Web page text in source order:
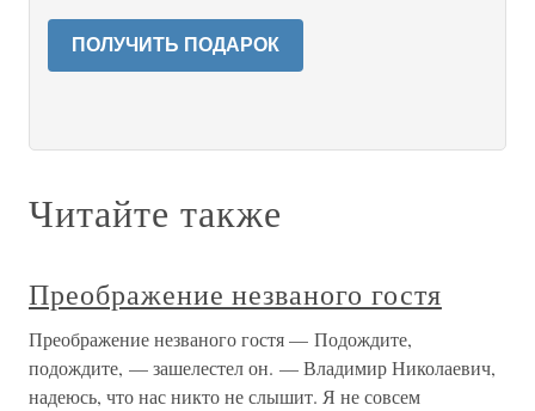
ПОЛУЧИТЬ ПОДАРОК
Читайте также
Преображение незваного гостя
Преображение незваного гостя — Подождите,
подождите, — зашелестел он. — Владимир Николаевич,
надеюсь, что нас никто не слышит. Я не совсем